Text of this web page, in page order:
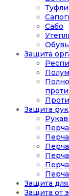
Сабо
Защита
Защита рук
Защита
Защита от